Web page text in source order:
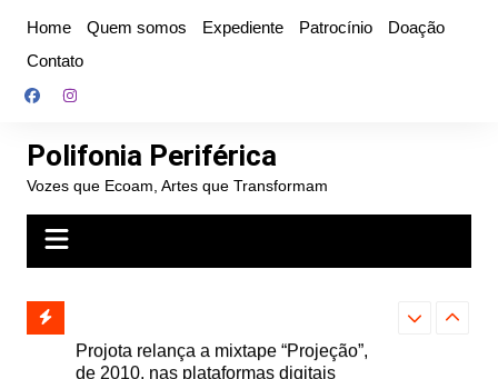
conteúdo
Home Quem somos Expediente Patrocínio
Doação
Contato
Polifonia Periférica
Vozes que Ecoam, Artes que Transformam
e abre
autoral,
Farofa